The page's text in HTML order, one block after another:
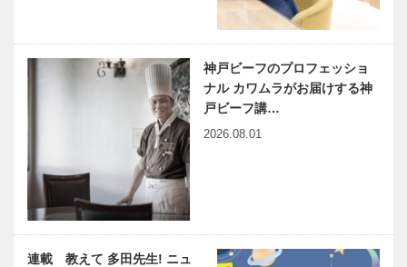
神戸ビーフのプロフェッショ
ナル カワムラがお届けする神
戸ビーフ講…
2026.08.01
連載 教えて 多田先生! ニュ